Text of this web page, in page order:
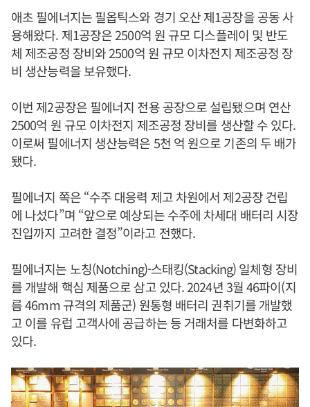
애초 필에너지는 필옵틱스와 경기 오산 제1공장을 공동 사
용해왔다. 제1공장은 2500억 원 규모 디스플레이 및 반도
체 제조공정 장비와 2500억 원 규모 이차전지 제조공정 장
비 생산능력을 보유했다.
이번 제2공장은 필에너지 전용 공장으로 설립됐으며 연산
2500억 원 규모 이차전지 제조공정 장비를 생산할 수 있다.
이로써 필에너지 생산능력은 5천 억 원으로 기존의 두 배가
됐다.
필에너지 쪽은 “수주 대응력 제고 차원에서 제2공장 건립
에 나섰다”며 “앞으로 예상되는 수주에 차세대 배터리 시장
진입까지 고려한 결정”이라고 전했다.
필에너지는 노칭(Notching)-스태킹(Stacking) 일체형 장비
를 개발해 핵심 제품으로 삼고 있다. 2024년 3월 46파이(지
름 46mm 규격의 제품군) 원통형 배터리 권취기를 개발했
고 이를 유럽 고객사에 공급하는 등 거래처를 다변화하고
있다.